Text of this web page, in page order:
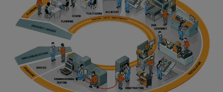
기
기
제
조
업
체
장
템
및
솔
루
션
분
전
함
일
렉
트
지
원
환
경
제
품
및
자
동
화
파
트